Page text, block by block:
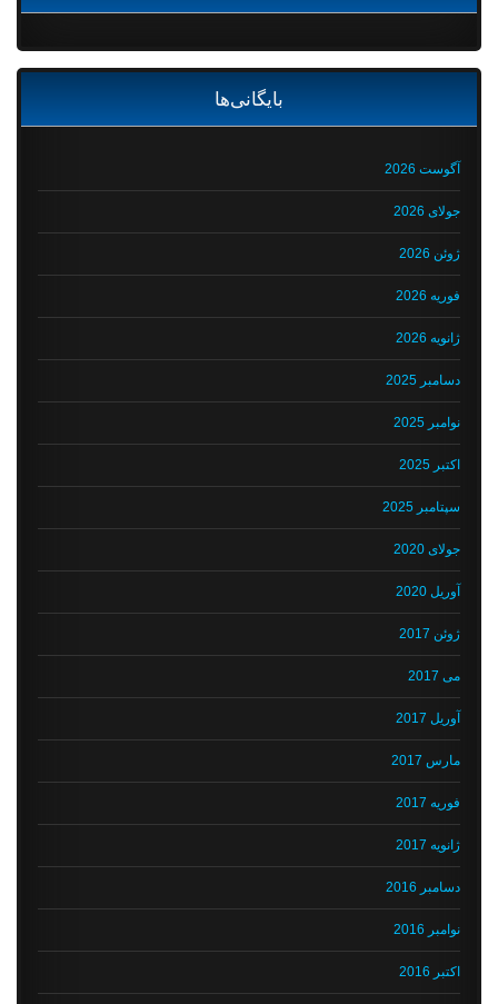
بایگانی‌ها
آگوست 2026
جولای 2026
ژوئن 2026
فوریه 2026
ژانویه 2026
دسامبر 2025
نوامبر 2025
اکتبر 2025
سپتامبر 2025
جولای 2020
آوریل 2020
ژوئن 2017
می 2017
آوریل 2017
مارس 2017
فوریه 2017
ژانویه 2017
دسامبر 2016
نوامبر 2016
اکتبر 2016